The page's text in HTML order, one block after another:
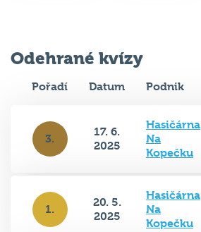
Odehrané kvízy
Pořadí Datum Podnik
3.
17. 6.
2025
Hasičárna
Na
Kopečku
1.
20. 5.
2025
Hasičárna
Na
Kopečku